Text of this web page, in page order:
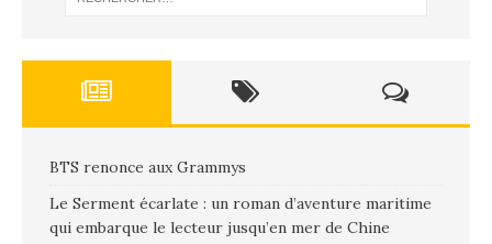
BTS renonce aux Grammys
Le Serment écarlate : un roman d’aventure maritime
qui embarque le lecteur jusqu’en mer de Chine